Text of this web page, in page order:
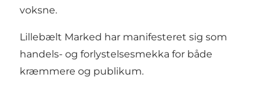
voksne.
Lillebælt Marked har manifesteret sig som
handels- og forlystelsesmekka for både
kræmmere og publikum.